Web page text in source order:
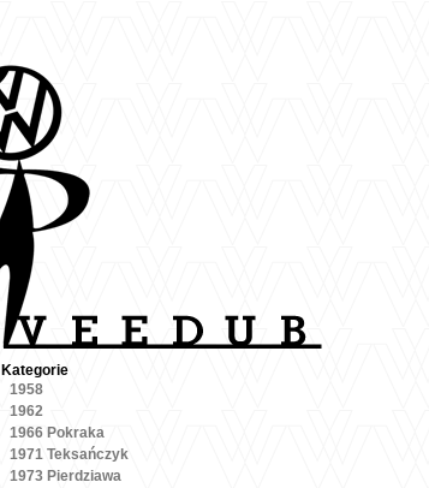
Kategorie
1958
1962
1966 Pokraka
1971 Teksańczyk
1973 Pierdziawa